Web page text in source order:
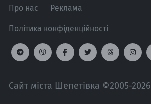
Про нас Реклама
Політика конфіденційності
Сайт міста Шепетівка ©2005-2026